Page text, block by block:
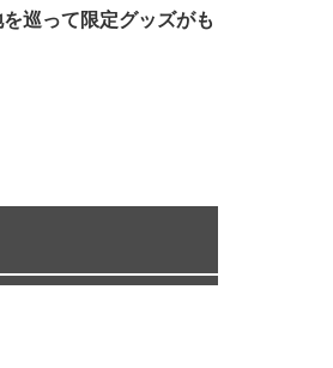
巡って限定グッズがも